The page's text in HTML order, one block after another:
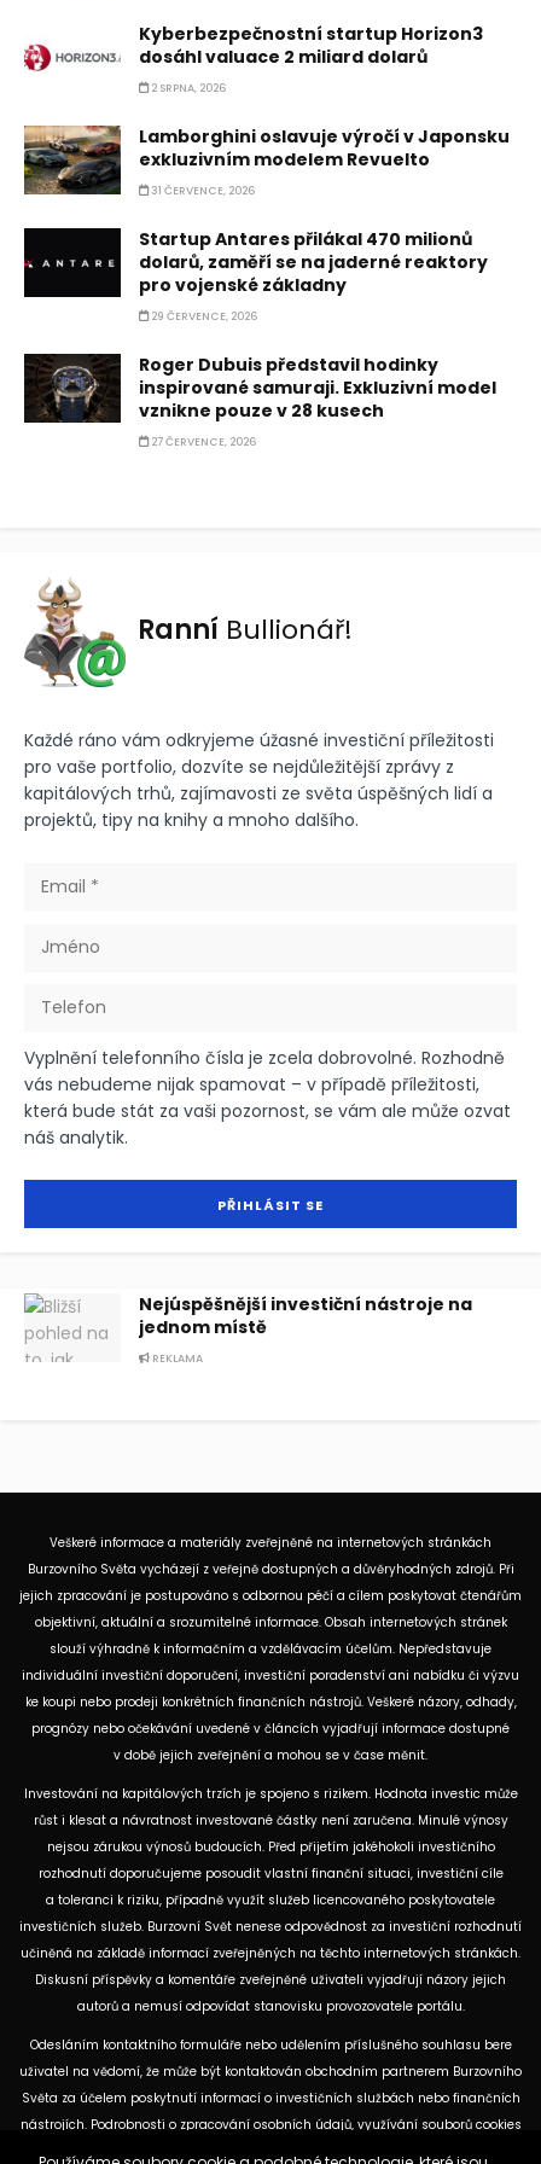
Kyberbezpečnostní startup Horizon3
dosáhl valuace 2 miliard dolarů
2 SRPNA, 2026
Lamborghini oslavuje výročí v Japonsku
exkluzivním modelem Revuelto
31 ČERVENCE, 2026
Startup Antares přilákal 470 milionů
dolarů, zaměří se na jaderné reaktory
pro vojenské základny
29 ČERVENCE, 2026
Roger Dubuis představil hodinky
inspirované samuraji. Exkluzivní model
vznikne pouze v 28 kusech
27 ČERVENCE, 2026
Ranní Bullionář!
Každé ráno vám odkryjeme úžasné investiční příležitosti
pro vaše portfolio, dozvíte se nejdůležitější zprávy z
kapitálových trhů, zajímavosti ze světa úspěšných lidí a
projektů, tipy na knihy a mnoho dalšího.
Vyplnění telefonního čísla je zcela dobrovolné. Rozhodně
vás nebudeme nijak spamovat – v případě příležitosti,
která bude stát za vaši pozornost, se vám ale může ozvat
náš analytik.
Nejúspěšnější investiční nástroje na
jednom místě
REKLAMA
Veškeré informace a materiály zveřejněné na internetových stránkách
Burzovního Světa vycházejí z veřejně dostupných a důvěryhodných zdrojů. Při
jejich zpracování je postupováno s odbornou péčí a cílem poskytovat čtenářům
objektivní, aktuální a srozumitelné informace. Obsah internetových stránek
slouží výhradně k informačním a vzdělávacím účelům. Nepředstavuje
individuální investiční doporučení, investiční poradenství ani nabídku či výzvu
ke koupi nebo prodeji konkrétních finančních nástrojů. Veškeré názory, odhady,
prognózy nebo očekávání uvedené v článcích vyjadřují informace dostupné
v době jejich zveřejnění a mohou se v čase měnit.
Investování na kapitálových trzích je spojeno s rizikem. Hodnota investic může
růst i klesat a návratnost investované částky není zaručena. Minulé výnosy
nejsou zárukou výnosů budoucích. Před přijetím jakéhokoli investičního
rozhodnutí doporučujeme posoudit vlastní finanční situaci, investiční cíle
a toleranci k riziku, případně využít služeb licencovaného poskytovatele
investičních služeb. Burzovní Svět nenese odpovědnost za investiční rozhodnutí
učiněná na základě informací zveřejněných na těchto internetových stránkách.
Diskusní příspěvky a komentáře zveřejněné uživateli vyjadřují názory jejich
autorů a nemusí odpovídat stanovisku provozovatele portálu.
Odesláním kontaktního formuláře nebo udělením příslušného souhlasu bere
uživatel na vědomí, že může být kontaktován obchodním partnerem Burzovního
Světa za účelem poskytnutí informací o investičních službách nebo finančních
nástrojích. Podrobnosti o zpracování osobních údajů, využívání souborů cookies